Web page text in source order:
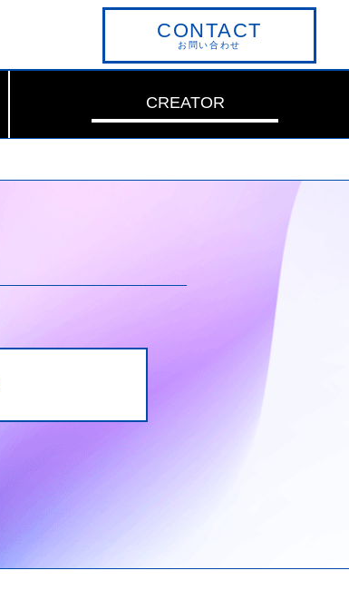
CONTACT
お問い合わせ
CREATOR